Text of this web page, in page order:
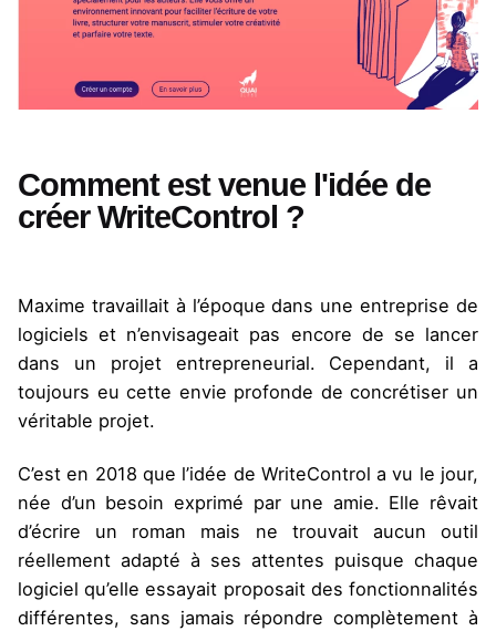
Comment est venue l'idée de
créer WriteControl ?
Maxime travaillait à l’époque dans une entreprise de
logiciels et n’envisageait pas encore de se lancer
dans un projet entrepreneurial. Cependant, il a
toujours eu cette envie profonde de concrétiser un
véritable projet.
C’est en 2018 que l’idée de WriteControl a vu le jour,
née d’un besoin exprimé par une amie. Elle rêvait
d’écrire un roman mais ne trouvait aucun outil
réellement adapté à ses attentes puisque chaque
logiciel qu’elle essayait proposait des fonctionnalités
différentes, sans jamais répondre complètement à